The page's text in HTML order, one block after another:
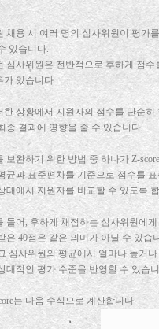
채용 시 여러 명의 심사위원이 평가
있습니다.
심사위원은 전반적으로 후하게 점
가 있습니다.
한 상황에서 지원자의 점수를 단순
종 결과에 영향을 줄 수 있습니다.
보완하기 위한 방법 중 하나가 Z-
균과 표준편차를 기준으로 점수를
태에서 지원자를 비교할 수 있도록
들어, 후하게 채점하는 심사위원에
은 40점은 같은 의미가 아닐 수 있습
심사위원의 평균에서 얼마나 높거
대적인 평가 수준을 반영할 수 있습
는 다음 수식으로 계산합니다.